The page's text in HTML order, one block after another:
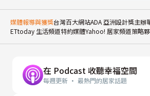
媒體報導與獲獎台灣百大網站ADA 亞洲設計獎主辦
ETtoday 生活頻道特約媒體Yahoo! 居家頻道策略
在 Podcast 收聽幸福空間
每週更新 · 最熱門的居家話題